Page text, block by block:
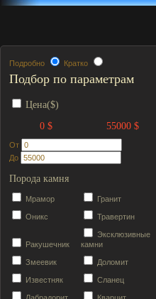
Подробно Кратко
Подбор по параметрам
Цена($)
0 $
55000 $
От
До
Порода камня
Мрамор Гранит
Оникс Травертин
Ракушечник
Эксклюзивные
камни
Змеевик Доломит
Известняк Сланец